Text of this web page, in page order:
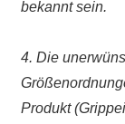
bekannt sein.
4. Die
Produkt